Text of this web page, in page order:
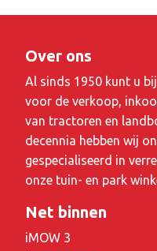
Over ons
Al sinds 1950 kunt u
voor de verkoop,
van tractoren en
decennia hebben wij
gespecialiseerd in
onze tuin- en park
Net binnen
iMOW 3